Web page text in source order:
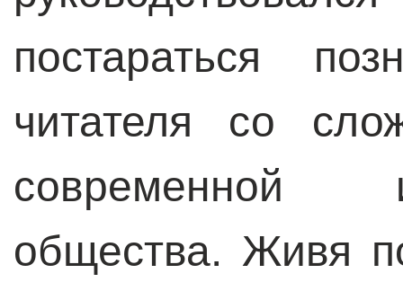
постараться
читателя со
современной
общества. Живя